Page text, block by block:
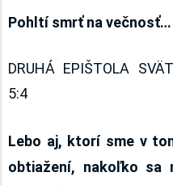
Pohltí smrť na večnosť…
DRUHÁ EPIŠTOLA
5:4
Lebo aj, ktorí sme v
obtiažení, nakoľko sa